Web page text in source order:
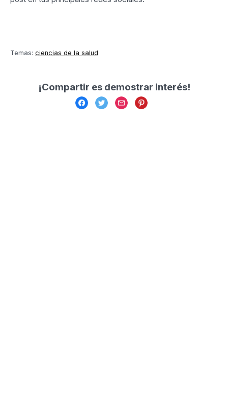
Temas: ciencias de la salud
¡Compartir es demostrar interés!